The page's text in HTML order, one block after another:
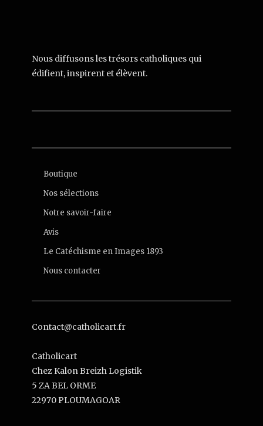
Nous diffusons les trésors catholiques qui
édifient, inspirent et élèvent.
Boutique
Nos sélections
Notre savoir-faire
Avis
Le Catéchisme en Images 1893
Nous contacter
Contact@catholicart.fr
Catholicart
Chez Kalon Breizh Logistik
5 ZA BEL ORME
22970 PLOUMAGOAR